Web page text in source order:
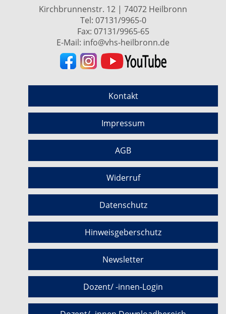
Kirchbrunnenstr. 12 | 74072 Heilbronn
Tel: 07131/9965-0
Fax: 07131/9965-65
E-Mail: info@vhs-heilbronn.de
Kontakt
Impressum
AGB
Widerruf
Datenschutz
Hinweisgeberschutz
Newsletter
Dozent/ -innen-Login